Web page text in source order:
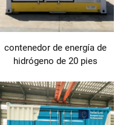
contenedor de energía de
hidrógeno de 20 pies